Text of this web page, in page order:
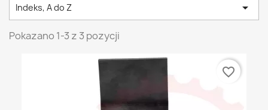
Indeks, A do Z 
Pokazano 1-3 z 3 pozycji
favorite_border